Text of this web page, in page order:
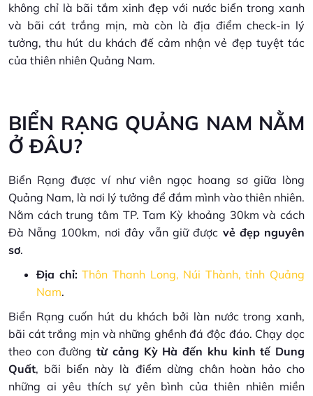
không chỉ là bãi tắm xinh đẹp với nước biển trong xanh
và bãi cát trắng mịn, mà còn là địa điểm check-in lý
tưởng, thu hút du khách đế cảm nhận vẻ đẹp tuyệt tác
của thiên nhiên Quảng Nam.
BIỂN RẠNG QUẢNG NAM NẰM
Ở ĐÂU?
Biển Rạng được ví như viên ngọc hoang sơ giữa lòng
Quảng Nam, là nơi lý tưởng để đắm mình vào thiên nhiên.
Nằm cách trung tâm TP. Tam Kỳ khoảng 30km và cách
Đà Nẵng 100km, nơi đây vẫn giữ được vẻ đẹp nguyên
sơ.
Địa chỉ: Thôn Thanh Long, Núi Thành, tỉnh Quảng
Nam.
Biển Rạng cuốn hút du khách bởi làn nước trong xanh,
bãi cát trắng mịn và những ghềnh đá độc đáo. Chạy dọc
theo con đườngtừ cảng Kỳ Hà đến khu kinh tế Dung
Quất, bãi biển này là điểm dừng chân hoàn hảo cho
những ai yêu thích sự yên bình của thiên nhiên miền